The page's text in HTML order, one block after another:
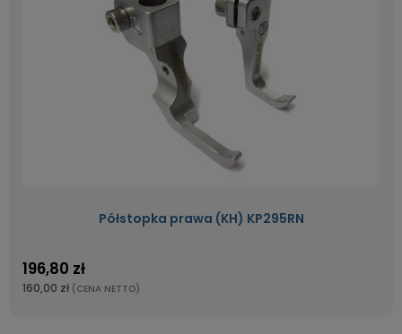
Półstopka prawa (KH) KP295RN
196,80 zł
160,00 zł (CENA NETTO)